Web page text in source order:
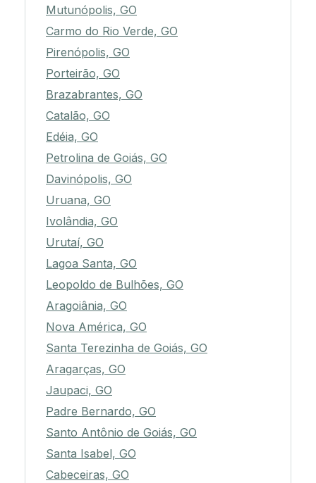
Mutunópolis, GO
Carmo do Rio Verde, GO
Pirenópolis, GO
Porteirão, GO
Brazabrantes, GO
Catalão, GO
Edéia, GO
Petrolina de Goiás, GO
Davinópolis, GO
Uruana, GO
Ivolândia, GO
Urutaí, GO
Lagoa Santa, GO
Leopoldo de Bulhões, GO
Aragoiânia, GO
Nova América, GO
Santa Terezinha de Goiás, GO
Aragarças, GO
Jaupaci, GO
Padre Bernardo, GO
Santo Antônio de Goiás, GO
Santa Isabel, GO
Cabeceiras, GO